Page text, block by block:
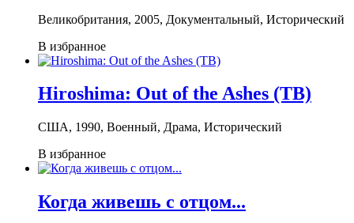
Великобритания, 2005, Документальный, Исторический
В избранное
Hiroshima: Out of the Ashes (ТВ)
США, 1990, Военный, Драма, Исторический
В избранное
Когда живешь с отцом...